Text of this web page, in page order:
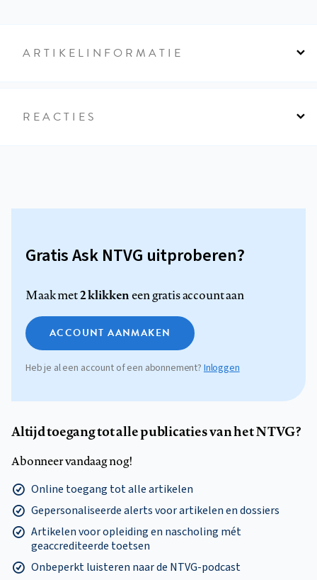
ARTIKELINFORMATIE
REACTIES
Gratis Ask NTVG uitproberen?
Maak met2 klikkeneen gratis account aan
ACCOUNT AANMAKEN
Heb je al een account of een abonnement?Inloggen
Altijd toegang tot alle publicaties van het NTVG?
Abonneer vandaag nog!
Online toegang tot alle artikelen
Gepersonaliseerde alerts voor artikelen en dossiers
Artikelen voor opleiding en nascholing mét
geaccrediteerde toetsen
Onbeperkt luisteren naar de NTVG-podcast